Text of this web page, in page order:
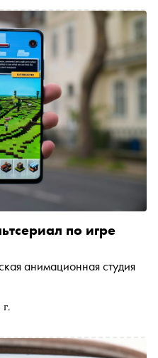
по игре
анимационная студия